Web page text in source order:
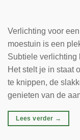
Verlichting voor
moestuin is een
Subtiele verlichting
Het stelt je in staat
te knippen, de
genieten van de
Lees verder →